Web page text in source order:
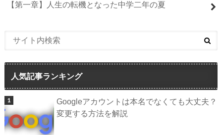
【第一章】人生の転機となった中学二年の夏
人気記事ランキング
Googleアカウントは本名でなくても大丈夫？
変更する方法を解説